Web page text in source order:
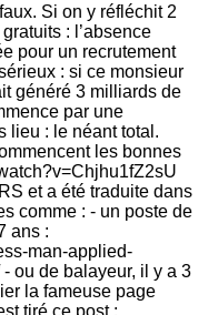
Si on y réfléchit 2
: l’absence
pour un recrutement
: si ce monsieur
généré 3 milliards de
par une
lieu : le néant total.
les bonnes
et a été traduite dans
comme : - un poste de
ans :
man-applied-
ou de balayeur, il y a 3
la fameuse page
tiré ce post :